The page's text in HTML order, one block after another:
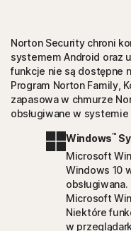
Norton Security chroni
systemem Android oraz
funkcje nie są dostępne
Program Norton Family,
zapasowa w chmurze
obsługiwane w systemie
Windows™
Microsoft
Windows 10
obsługiwana.
Microsoft
Niektóre
w